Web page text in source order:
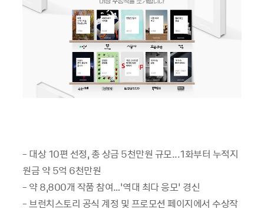
- 대상 10편 선정, 총 상금 5천만원 규모...1화부터 누적지
원금 약 5억 6천만원
- 약 8,800개 작품 참여…‘역대 최다 응모’ 경신
- 브런치스토리 공식 계정 및 프로모션 페이지에서 수상작